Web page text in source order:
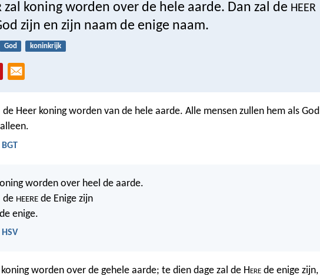
zal koning worden over de hele aarde. Dan zal de HEER
zijn en zijn naam de enige naam.
God koninkrijk
de Heer koning worden van de hele aarde. Alle mensen zullen hem als God
worden over heel de aarde.
de HEERE de Enige zijn
enige.
worden over de gehele aarde; te dien dage zal de Here de enige zijn,